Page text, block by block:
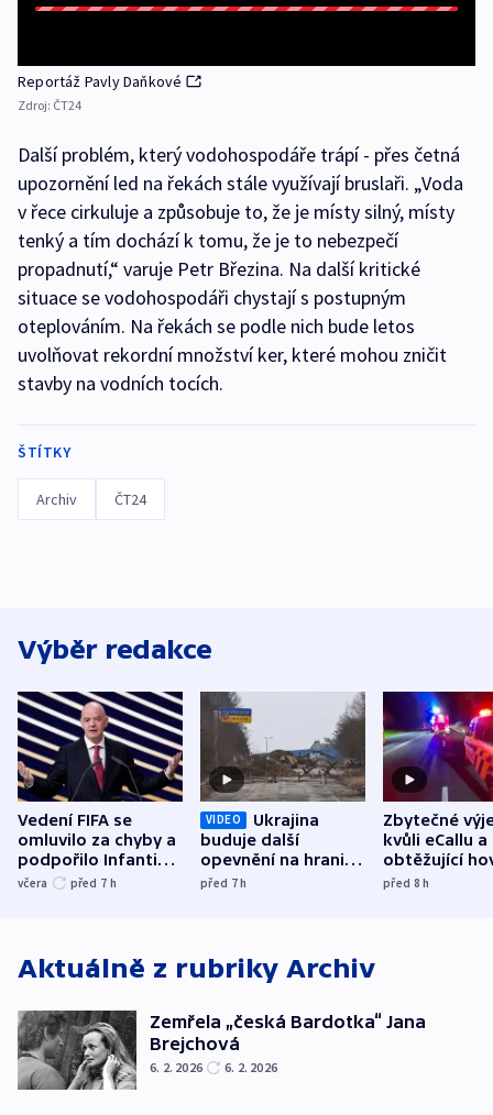
Reportáž Pavly Daňkové
Zdroj: ČT24
Další problém, který vodohospodáře trápí - přes četná
upozornění led na řekách stále využívají bruslaři. „Voda
v řece cirkuluje a způsobuje to, že je místy silný, místy
tenký a tím dochází k tomu, že je to nebezpečí
propadnutí,“ varuje Petr Březina. Na další kritické
situace se vodohospodáři chystají s postupným
oteplováním. Na řekách se podle nich bude letos
uvolňovat rekordní množství ker, které mohou zničit
stavby na vodních tocích.
ŠTÍTKY
Archiv ČT24
Výběr redakce
Vedení FIFA se
omluvilo za chyby a
podpořilo Infantina.
UEFA trvá na
včera před 7 h
VIDEO
Ukrajina
buduje další
opevnění na hranici
s Běloruskem
před 7h
Zbytečné
kvůli eCallu a
obtěžující
zdržují
před 8h
Aktuálně z rubriky Archiv
Zemřela „česká Bardotka“ Jana
Brejchová
6. 2. 2026 6. 2. 2026